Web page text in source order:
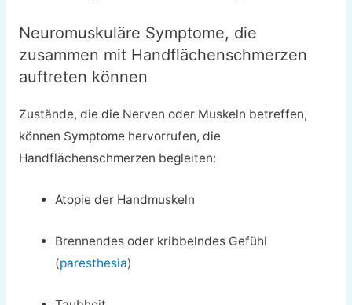
Neuromuskuläre Symptome, die
zusammen mit Handflächenschmerzen
auftreten können
Zustände, die die Nerven oder Muskeln betreffen,
können Symptome hervorrufen, die
Handflächenschmerzen begleiten:
Atopie der Handmuskeln
Brennendes oder kribbelndes Gefühl
(paresthesia)